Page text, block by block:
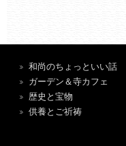
和尚のちょっといい話
ガーデン＆寺カフェ
歴史と宝物
供養とご祈祷